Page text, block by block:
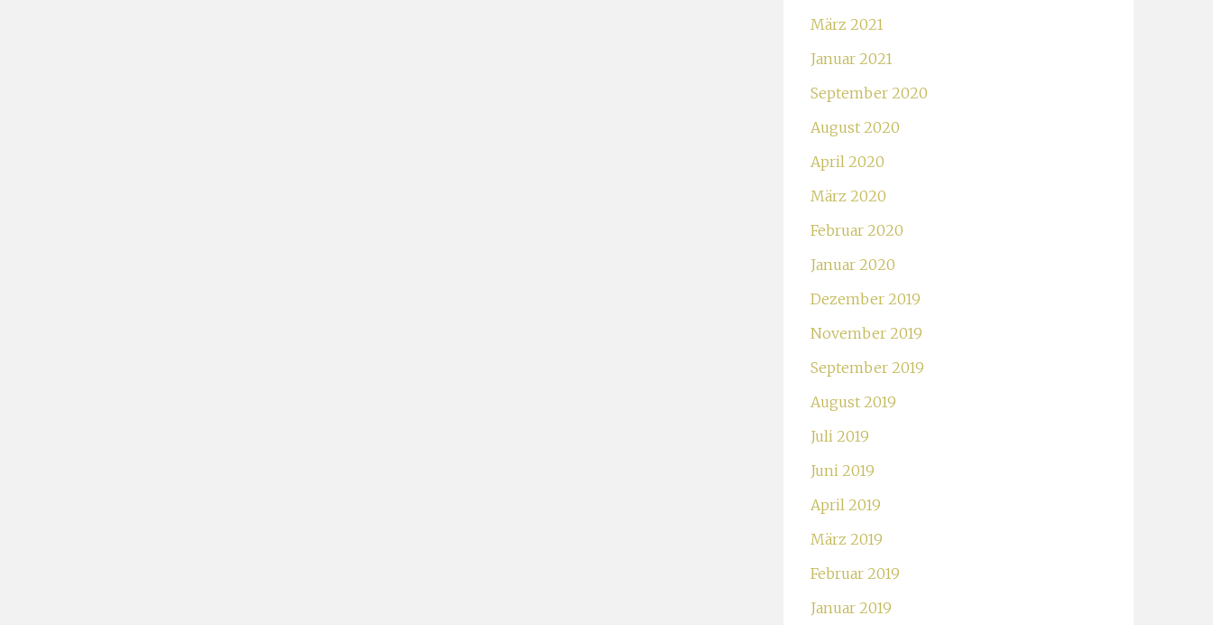
März 2021
Januar 2021
September 2020
August 2020
April 2020
März 2020
Februar 2020
Januar 2020
Dezember 2019
November 2019
September 2019
August 2019
Juli 2019
Juni 2019
April 2019
März 2019
Februar 2019
Januar 2019